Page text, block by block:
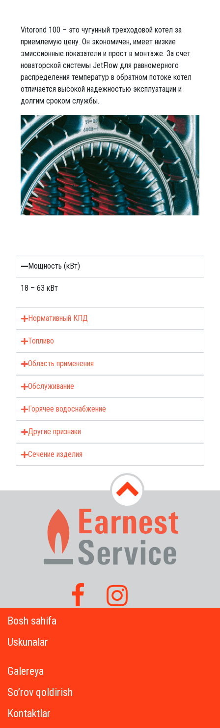
Vitorond 100 – это чугунный трехходовой котел за
приемлемую цену. Он экономичен, имеет низкие
эмиссионные показатели и прост в монтаже. За счет
новаторской системы JetFlow для равномерного
распределения температур в обратном потоке котел
отличается высокой надежностью эксплуатации и
долгим сроком службы.
Мощность (кВт)
18 – 63 кВт
Нормативный КПД
Топливо
Область применения
Обслуживание
Горячее водоснабжение
Другие признаки
Сечение изделия
Bosh sahifa
Uskunalar
Galereya
So’rov qoldirish
Kontaktlar